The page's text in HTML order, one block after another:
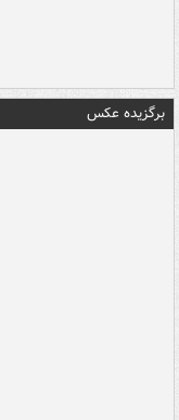
برگزیده عکس